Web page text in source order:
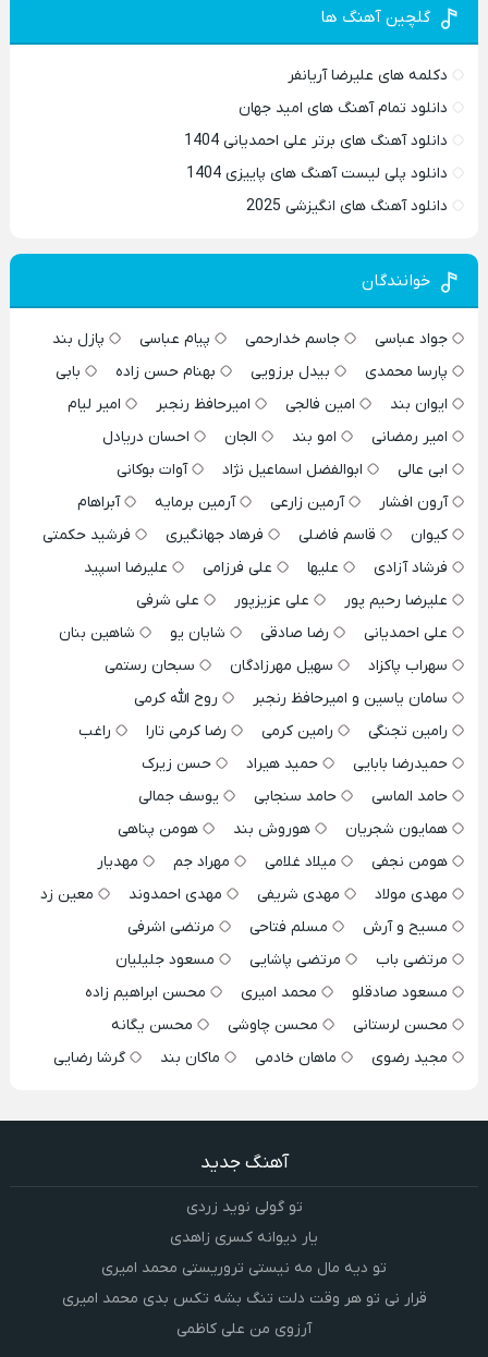
گلچین آهنگ ها
دکلمه های علیرضا آریانفر
دانلود تمام آهنگ های امید جهان
دانلود آهنگ های برتر علی احمدیانی 1404
دانلود پلی لیست آهنگ های پاییزی 1404
دانلود آهنگ های انگیزشی 2025
خوانندگان
جواد عباسی جاسم خدارحمی پیام عباسی
پازل بند
پارسا محمدی
بیدل برزویی بهنام حسن زاده
بابی
ایوان بند
امین فالجی امیرحافظ رنجبر
امیر لیام
امیر رمضانی
امو بند الجان
احسان دریادل
ابی عالی
ابوالفضل اسماعیل نژاد
آوات بوکانی
آرون افشار
آرمین زارعی آرمین برمایه
آبراهام
کیوان
قاسم فاضلی فرهاد جهانگیری
فرشید حکمتی
فرشاد آزادی
علیها علی فرزامی
علیرضا اسپید
علیرضا رحیم پور
علی عزیزپور
علی شرفی
علی احمدیانی
رضا صادقی شایان یو
شاهین بنان
سهراب پاکزاد
سهیل مهرزادگان
سبحان رستمی
سامان یاسین و امیرحافظ رنجبر
روح الله کرمی
رامین تجنگی
رامین کرمی رضا کرمی تارا
راغب
حمیدرضا بابایی
حمید هیراد
حسن زیرک
حامد الماسی
حامد سنجابی
یوسف جمالی
همایون شجریان
هوروش بند
هومن پناهی
هومن نجفی
میلاد غلامی مهراد جم
مهدیار
مهدی مولاد
مهدی شریفی مهدی احمدوند
معین زد
مسیح و آرش
مسلم فتاحی
مرتضی اشرفی
مرتضی باب
مرتضی پاشایی
مسعود جلیلیان
مسعود صادقلو
محمد امیری
محسن ابراهیم زاده
محسن لرستانی
محسن چاوشی
محسن یگانه
مجید رضوی
ماهان خادمی ماکان بند گرشا رضایی
آهنگ جدید
تو گولی نوید زردی
یار دیوانه کسری زاهدی
تو دیه مال مه نیستی تروریستی محمد امیری
قرار نی تو هر وقت دلت تنگ بشه تکس بدی محمد امیری
آرزوی من علی کاظمی